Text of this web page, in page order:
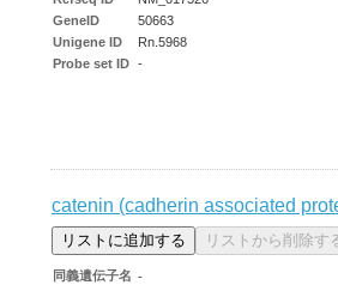
GeneID
50663
Unigene ID
Rn.5968
Probe set ID -
catenin (cadherin associated
同義遺伝子名 -